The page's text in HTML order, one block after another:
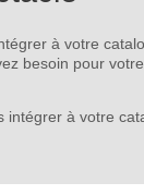
à votre
besoin pour
intégrer à votre